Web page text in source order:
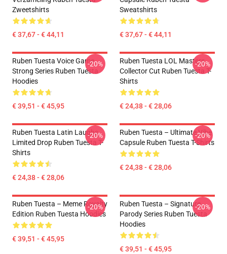
Zweetshirts
€ 37,67 - € 44,11
Sweatshirts
€ 37,67 - € 44,11
Ruben Tuesta Voice Game
Strong Series Ruben Tuesta
Hoodies
€ 39,51 - € 45,95
-20%
Ruben Tuesta LOL Masters
Collector Cut Ruben Tuesta T-
Shirts
€ 24,38 - € 28,06
-20%
Ruben Tuesta Latin Laughs
Limited Drop Ruben Tuesta T-
Shirts
€ 24,38 - € 28,06
-20%
Ruben Tuesta – Ultimate Vibe
Capsule Ruben Tuesta T-Shirts
€ 24,38 - € 28,06
-20%
Ruben Tuesta – Meme Royalty
Edition Ruben Tuesta Hoodies
€ 39,51 - € 45,95
-20%
Ruben Tuesta – Signature
Parody Series Ruben Tuesta
Hoodies
€ 39,51 - € 45,95
-20%